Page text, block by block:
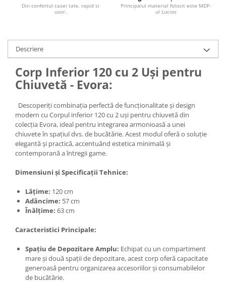
Din confortul casei tale, rapid si
usor.
Principalul material folosit este MDF-
ul Lucios
Descriere
Corp Inferior 120 cu 2 Uși pentru
Chiuvetă - Evora:
Descoperiți combinația perfectă de funcționalitate și design
modern cu Corpul inferior 120 cu 2 uși pentru chiuvetă din
colecția Evora, ideal pentru integrarea armonioasă a unei
chiuvete în spațiul dvs. de bucătărie. Acest modul oferă o soluție
elegantă și practică, accentuând estetica minimală și
contemporană a întregii game.
Dimensiuni și Specificații Tehnice:
Lățime: 120 cm
Adâncime: 57 cm
Înălțime: 63 cm
Caracteristici Principale:
Spațiu de Depozitare Amplu: Echipat cu un compartiment
mare și două spații de depozitare, acest corp oferă capacitate
generoasă pentru organizarea accesoriilor și consumabilelor
de bucătărie.